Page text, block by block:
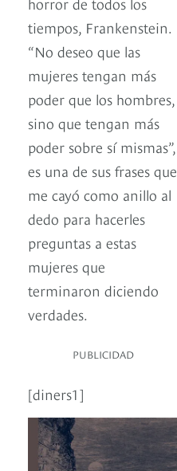
tiempos, Frankenstein.
“No deseo que las
mujeres tengan más
poder que los hombres,
sino que tengan más
poder sobre sí mismas”,
es una de sus frases que
me cayó como anillo al
dedo para hacerles
preguntas a estas
mujeres que
terminaron diciendo
verdades.
PUBLICIDAD
[diners1]